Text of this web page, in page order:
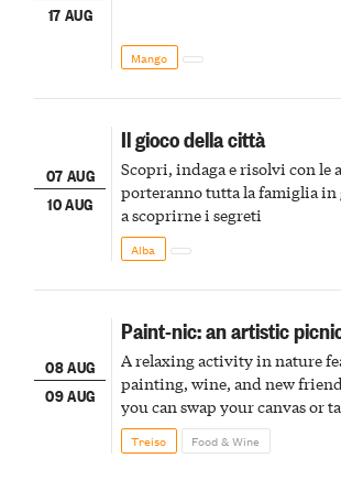
17 AUG
Mango
07 AUG
10 AUG
Il gioco della città
Scopri, indaga e risolvi con le
porteranno tutta la famiglia in
a scoprirne i segreti
Alba
08 AUG
09 AUG
Paint-nic: an artistic
A relaxing activity in nature
painting, wine, and new
you can swap your canvas or
Treiso Food & Wine